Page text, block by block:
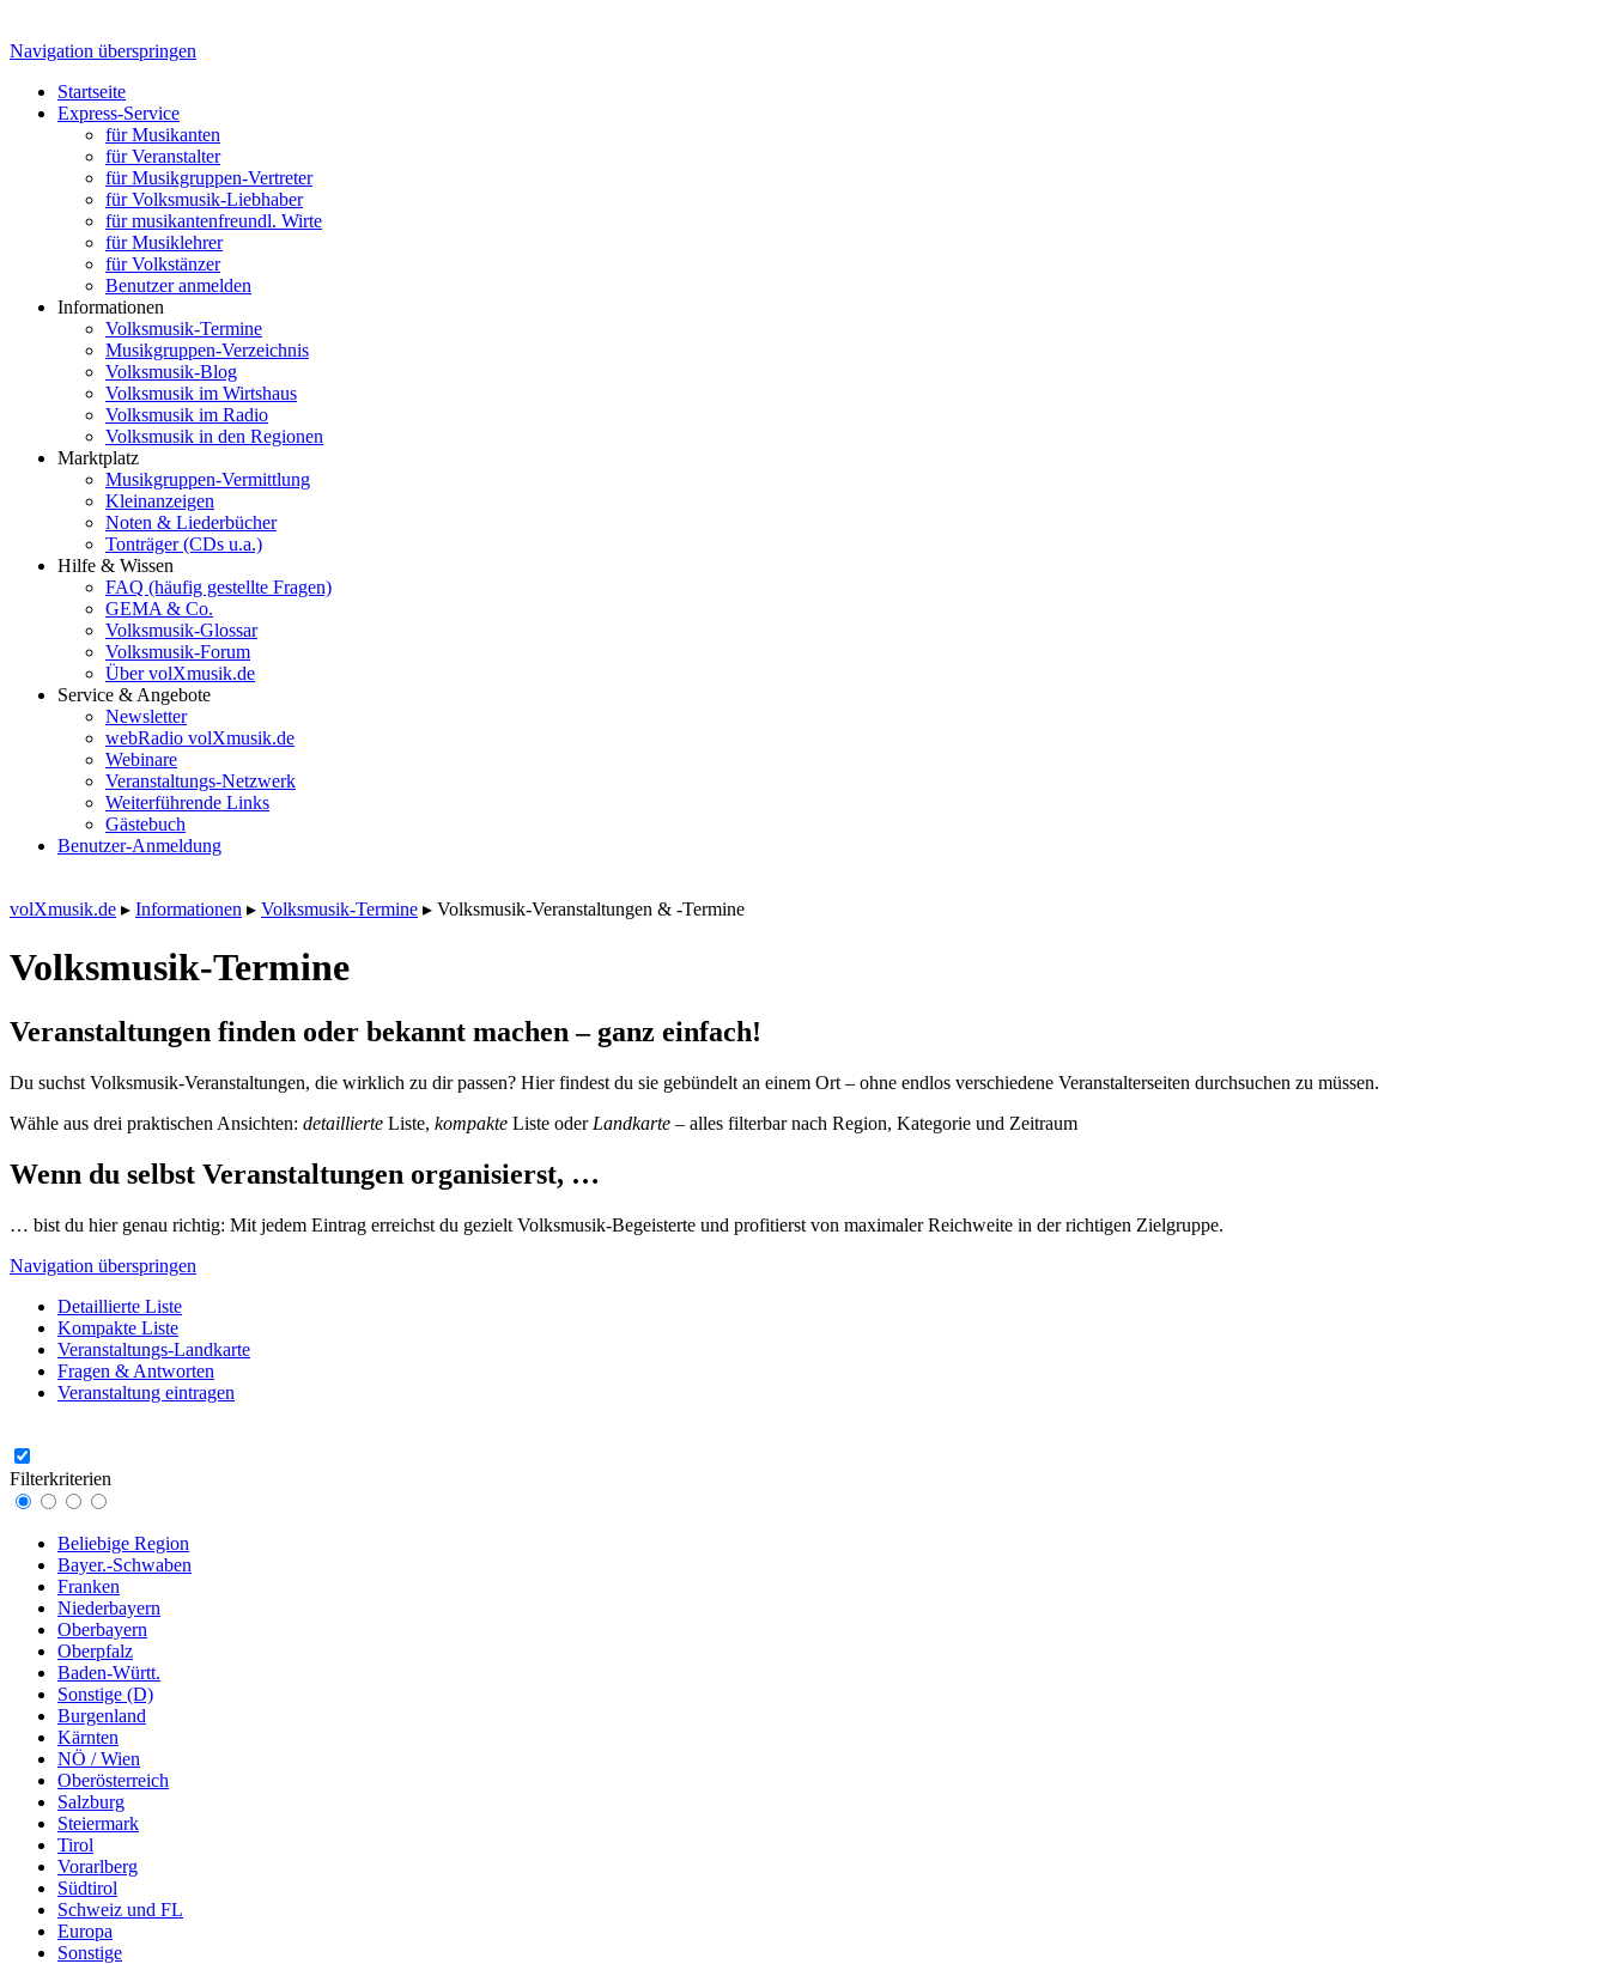
Navigation überspringen
Startseite
Express-Service
für Musikanten
für Veranstalter
für Musikgruppen-Vertreter
für Volksmusik-Liebhaber
für musikantenfreundl. Wirte
für Musiklehrer
für Volkstänzer
Benutzer anmelden
Informationen
Volksmusik-Termine
Musikgruppen-Verzeichnis
Volksmusik-Blog
Volksmusik im Wirtshaus
Volksmusik im Radio
Volksmusik in den Regionen
Marktplatz
Musikgruppen-Vermittlung
Kleinanzeigen
Noten & Liederbücher
Tonträger (CDs u.a.)
Hilfe & Wissen
FAQ (häufig gestellte Fragen)
GEMA & Co.
Volksmusik-Glossar
Volksmusik-Forum
Über volXmusik.de
Service & Angebote
Newsletter
webRadio volXmusik.de
Webinare
Veranstaltungs-Netzwerk
Weiterführende Links
Gästebuch
Benutzer-Anmeldung
volXmusik.de ▸ Informationen ▸ Volksmusik-Termine ▸ Volksmusik-Veranstaltungen & -Termine
Volksmusik-Termine
Veranstaltungen finden oder bekannt machen – ganz einfach!
Du suchst Volksmusik-Veranstaltungen, die wirklich zu dir passen? Hier findest du sie gebündelt an einem Ort – ohne endlos verschiedene Veranstalterseiten durchsuchen zu müssen.
Wähle aus drei praktischen Ansichten: detaillierte Liste, kompakte Liste oder Landkarte – alles filterbar nach Region, Kategorie und Zeitraum
Wenn du selbst Veranstaltungen organisierst, …
… bist du hier genau richtig: Mit jedem Eintrag erreichst du gezielt Volksmusik-Begeisterte und profitierst von maximaler Reichweite in der richtigen Zielgruppe.
Navigation überspringen
Detaillierte Liste
Kompakte Liste
Veranstaltungs-Landkarte
Fragen & Antworten
Veranstaltung eintragen
Filterkriterien
Beliebige Region
Bayer.-Schwaben
Franken
Niederbayern
Oberbayern
Oberpfalz
Baden-Württ.
Sonstige (D)
Burgenland
Kärnten
NÖ / Wien
Oberösterreich
Salzburg
Steiermark
Tirol
Vorarlberg
Südtirol
Schweiz und FL
Europa
Sonstige